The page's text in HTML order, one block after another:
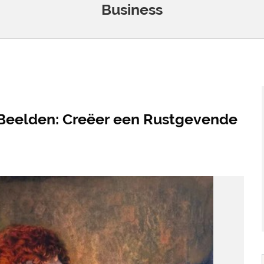
Business
Creëer een Rustgevende